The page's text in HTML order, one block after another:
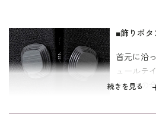
す。
ワンピースの着丈は、ふくらはぎに掛
丈。 ミセス（40代～）向け、｢ゆった
ゆったり」よりも全体的に、さらにゆ
続きを見る
■飾りボタ
首元に沿
ュールテ
ケットの
上げてい